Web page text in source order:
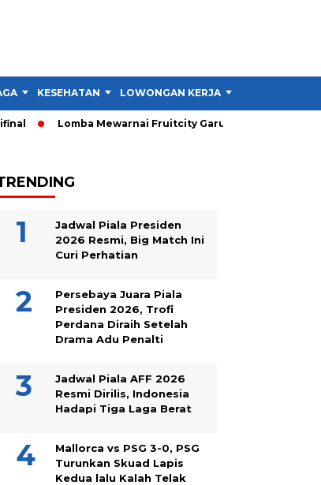
KESEHATAN LOWONGAN KERJA
Lomba Mewarnai Fruitcity Garut Dibuka, Anak Dapat
Jadwal Piala Presiden
2026 Resmi, Big Match Ini
Curi Perhatian
Persebaya Juara Piala
Presiden 2026, Trofi
Perdana Diraih Setelah
Drama Adu Penalti
Jadwal Piala AFF 2026
Resmi Dirilis, Indonesia
Hadapi Tiga Laga Berat
Mallorca vs PSG 3-0, PSG
Turunkan Skuad Lapis
Kedua lalu Kalah Telak